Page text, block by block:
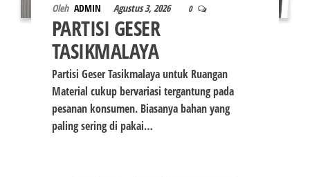
Oleh ADMIN Agustus 3, 2026 0
PARTISI GESER
TASIKMALAYA
Partisi Geser Tasikmalaya untuk Ruangan
Material cukup bervariasi tergantung pada
pesanan konsumen. Biasanya bahan yang
paling sering di pakai…